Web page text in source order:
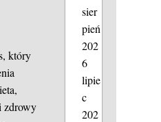
który
zdrowy
sier
pień
202
6
lipie
c
202